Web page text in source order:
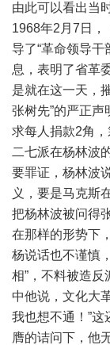
由此可以看出当
1968年2月7日，
导了“革命领导干
息，表明了省革
是就在这一天，
张树先”的严正声
求每人捐款2角，
二七派在杨林波
要罪证，杨林波
义，要是马克斯
把杨林波被问得
在那样的形势下
杨说话也不谨慎
相”，不料被造反
中他说，文化大
我也想不通！”
膺的诘问下，他